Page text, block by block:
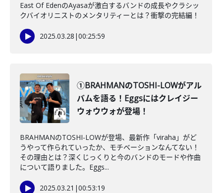
East Of EdenのAyasaが激白するバンドの成長やクラシッ
クバイオリニストのメンタリティーとは？衝撃の完結編！
2025.03.28 |00:25:59
①BRAHMANのTOSHI-LOWがアル
バムを語る！Eggsにはクレイジー
ウォウウォが登場！
BRAHMANのTOSHI-LOWが登場、最新作「viraha」がど
うやって作られていったか、モチベーションなんてない！
その理由とは？深くじっくりと今のバンドのモードや作曲
について語りました。Eggs...
2025.03.21 |00:53:19